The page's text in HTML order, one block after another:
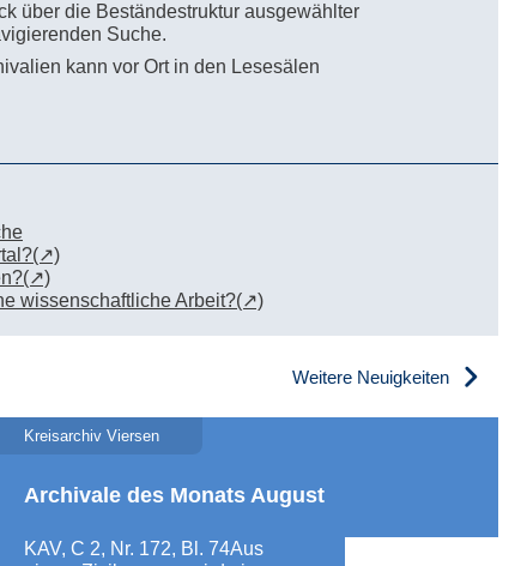
über die Beständestruktur ausgewählter
Suche.
kann vor Ort in den Lesesälen
wissenschaftliche Arbeit?
Weitere Neuigkeiten
Kreisarchiv Viersen
Archivale des Monats August
KAV, C 2, Nr. 172, Bl. 74Aus